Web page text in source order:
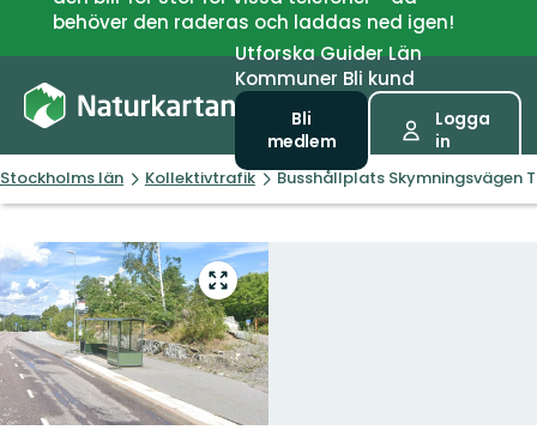
behöver den raderas och laddas ned igen!
UtforskaGuiderLän
Kommuner Bli kund
Bli
medlem
Logga
in
Stockholms län Kollektivtrafik Busshållplats Skymningsvägen
Gå
till
helskärmsläge